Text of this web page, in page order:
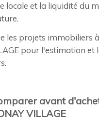
locale et la liquidité du
les projets immobiliers à
pour l'estimation et
avant
VILLAGE